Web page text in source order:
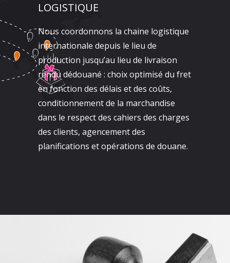
LOGISTIQUE
Nous coordonnons la chaine logistique
internationale depuis le lieu de
production jusqu’au lieu de livraison
rendu dédouané : choix optimisé du fret
en fonction des délais et des coûts,
conditionnement de la marchandise
dans le respect des cahiers des charges
des clients, agencement des
planifications et opérations de douane.